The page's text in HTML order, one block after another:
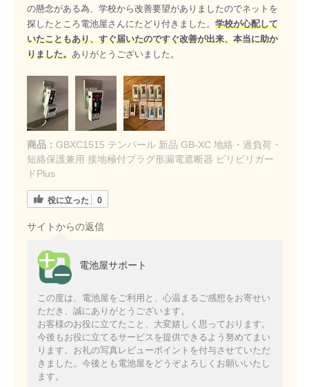
の懸念がある為、学校から改善要望がありましたのでネットを
探したところ電池屋さんにたどり付きました。 学校が心配して
いたこともあり、すぐ届いたのですぐ改善が出来、本当に助か
りました。ありがとうございました。
商品： GBXC1515 テンパール 新品 GB-XC 地絡・過負荷・
短絡保護兼用 接地極付プラグ形漏電遮断器 ビリビリガー
ドPlus
役に立った 0
サイトからの返信
電池屋サポート
この度は、電池屋をご利用と、心温まるご感想をお寄せい
ただき、誠にありがとうございます。
お客様のお役に立てたこと、大変嬉しく思っております。
今後もお役に立てるサービスを提供できるよう努めてまい
ります。お礼の写真レビューポイントを付与させていただ
きました。今後とも電池屋をどうぞよろしくお願いいたし
ます。